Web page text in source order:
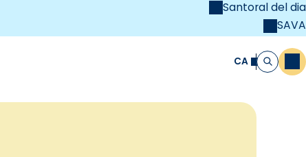
Santoral del dia
SAVA
Cristiana CA Cerca